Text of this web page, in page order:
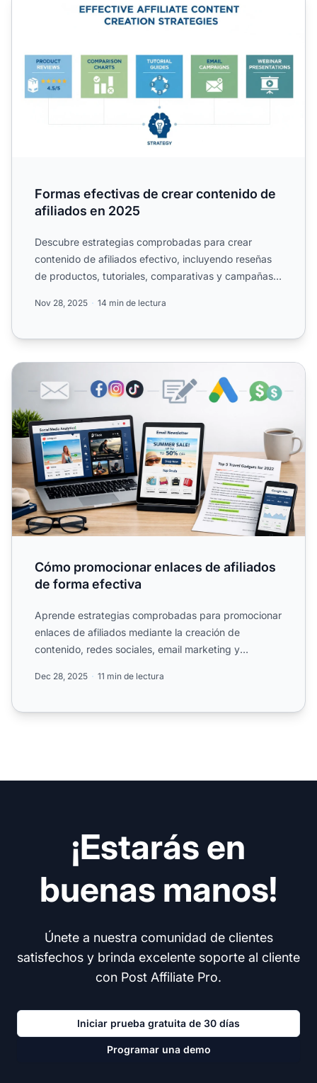
Formas efectivas de crear contenido de
afiliados en 2025
Descubre estrategias comprobadas para crear
contenido de afiliados efectivo, incluyendo reseñas
de productos, tutoriales, comparativas y campañas
Nov 28, 2025 14 min de lectura
Cómo promocionar enlaces de afiliados de forma
Cómo promocionar enlaces de afiliados
de forma efectiva
Aprende estrategias comprobadas para promocionar
enlaces de afiliados mediante la creación de
contenido, redes sociales, email marketing y
Dec 28, 2025 11 min de lectura
¡Estarás en
buenas manos!
Únete a nuestra comunidad de clientes
satisfechos y brinda excelente soporte al cliente
con Post Affiliate Pro.
Iniciar prueba gratuita de 30 días
Programar una demo